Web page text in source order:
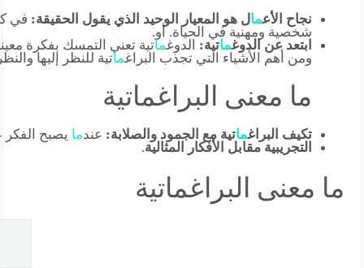
نجاح الأعمال هو المعيار الوحيد الذي يقول الحقيقة: في
شخصية ومهنية في الحياة. أو.
ابتعد عن الدوغماتية: الدوغماتية تعني التمسك بفكرة
ومن أهم الأشياء التي تجذب البراغماتية للنظر إليها
ما معنى البراغماتية
تكيف البراغماتية مع الجمود والصلابة: عندما يصبح الفكر
التجريبية مقابل الأفكار المثالية.
ما معنى البراغماتية